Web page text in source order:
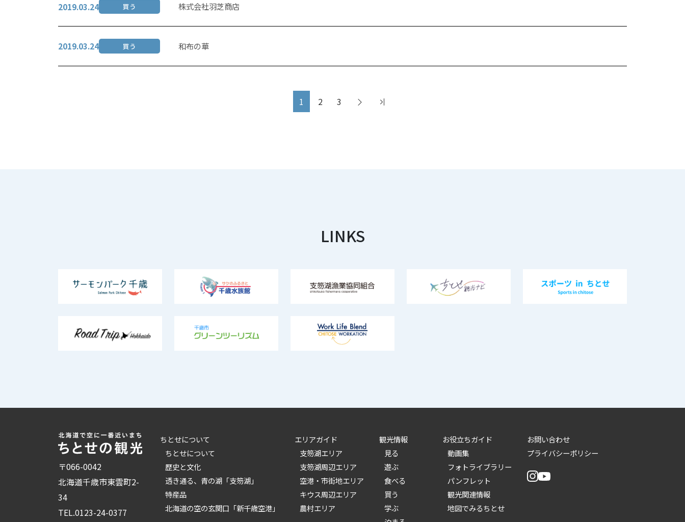
2019.03.24 買う 株式会社羽芝商店
2019.03.24 買う 和布の華
1 2 3
LINKS
〒066-0042
北海道千歳市東雲町2-
34
TEL.0123-24-0377
ちとせについて
ちとせについて
歴史と文化
透き通る、青の湖「支笏湖」
特産品
北海道の空の玄関口「新千歳空港」
エリアガイド
支笏湖エリア
支笏湖周辺エリア
空港・市街地エリア
キウス周辺エリア
農村エリア
観光情報
見る
遊ぶ
食べる
買う
学ぶ
お役立ちガイド
動画集
フォトライブラリー
パンフレット
観光関連情報
地図でみるちとせ
お問い合わせ
プライバシーポリシー